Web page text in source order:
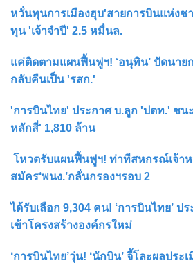
หวั่นทุนการเมืองฮุบ'สายการบินแห่งช
ทุน 'เจ้าจำปี' 2.5 หมื่นล.
แค่ติดตามแผนฟื้นฟูฯ! ‘อนุทิน’ ปัดนายก
กลับคืนเป็น 'รสก.'
'การบินไทย' ประกาศ บ.ลูก 'ปตท.' ชน
หลักสี่' 1,810 ล้าน
โหวตรับแผนฟื้นฟูฯ! ท่าทีสหกรณ์เจ้าห
สมัคร‘พนง.’กลั่นกรองฯรอบ 2
ได้รับเลือก 9,304 คน! ‘การบินไทย’ ปร
เข้าโครงสร้างองค์กรใหม่
‘การบินไทย’วุ่น! ‘นักบิน’ จี้โละผลประ